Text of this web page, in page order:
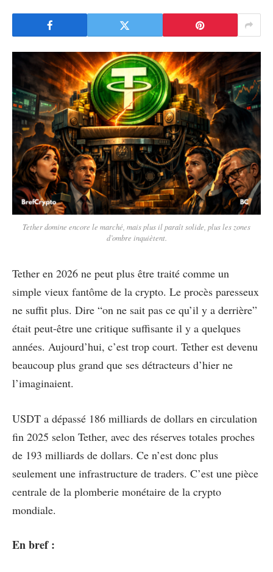
Tether domine encore le marché, mais plus il paraît solide, plus les zones
d’ombre inquiètent.
Tether en 2026 ne peut plus être traité comme un
simple vieux fantôme de la crypto. Le procès paresseux
ne suffit plus. Dire “on ne sait pas ce qu’il y a derrière”
était peut-être une critique suffisante il y a quelques
années. Aujourd’hui, c’est trop court. Tether est devenu
beaucoup plus grand que ses détracteurs d’hier ne
l’imaginaient.
USDT a dépassé 186 milliards de dollars en circulation
fin 2025 selon Tether, avec des réserves totales proches
de 193 milliards de dollars. Ce n’est donc plus
seulement une infrastructure de traders. C’est une pièce
centrale de la plomberie monétaire de la crypto
mondiale.
En bref :